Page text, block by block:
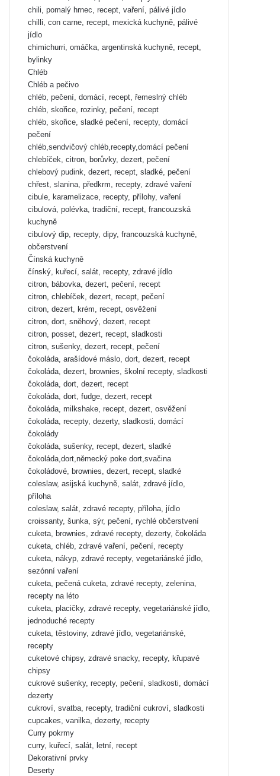
chili, pomalý hrnec, recept, vaření, pálivé jídlo
chilli, con carne, recept, mexická kuchyně, pálivé
jídlo
chimichurri, omáčka, argentinská kuchyně, recept,
bylinky
Chléb
Chléb a pečivo
chléb, pečení, domácí, recept, řemeslný chléb
chléb, skořice, rozinky, pečení, recept
chléb, skořice, sladké pečení, recepty, domácí
pečení
chléb,sendvičový chléb,recepty,domácí pečení
chlebíček, citron, borůvky, dezert, pečení
chlebový pudink, dezert, recept, sladké, pečení
chřest, slanina, předkrm, recepty, zdravé vaření
cibule, karamelizace, recepty, přílohy, vaření
cibulová, polévka, tradiční, recept, francouzská
kuchyně
cibulový dip, recepty, dipy, francouzská kuchyně,
občerstvení
Čínská kuchyně
čínský, kuřecí, salát, recepty, zdravé jídlo
citron, bábovka, dezert, pečení, recept
citron, chlebíček, dezert, recept, pečení
citron, dezert, krém, recept, osvěžení
citron, dort, sněhový, dezert, recept
citron, posset, dezert, recept, sladkosti
citron, sušenky, dezert, recept, pečení
čokoláda, arašídové máslo, dort, dezert, recept
čokoláda, dezert, brownies, školní recepty, sladkosti
čokoláda, dort, dezert, recept
čokoláda, dort, fudge, dezert, recept
čokoláda, milkshake, recept, dezert, osvěžení
čokoláda, recepty, dezerty, sladkosti, domácí
čokolády
čokoláda, sušenky, recept, dezert, sladké
čokoláda,dort,německý poke dort,svačina
čokoládové, brownies, dezert, recept, sladké
coleslaw, asijská kuchyně, salát, zdravé jídlo,
příloha
coleslaw, salát, zdravé recepty, příloha, jídlo
croissanty, šunka, sýr, pečení, rychlé občerstvení
cuketa, brownies, zdravé recepty, dezerty, čokoláda
cuketa, chléb, zdravé vaření, pečení, recepty
cuketa, nákyp, zdravé recepty, vegetariánské jídlo,
sezónní vaření
cuketa, pečená cuketa, zdravé recepty, zelenina,
recepty na léto
cuketa, placičky, zdravé recepty, vegetariánské jídlo,
jednoduché recepty
cuketa, těstoviny, zdravé jídlo, vegetariánské,
recepty
cuketové chipsy, zdravé snacky, recepty, křupavé
chipsy
cukrové sušenky, recepty, pečení, sladkosti, domácí
dezerty
cukroví, svatba, recepty, tradiční cukroví, sladkosti
cupcakes, vanilka, dezerty, recepty
Curry pokrmy
curry, kuřecí, salát, letní, recept
Dekorativní prvky
Deserty